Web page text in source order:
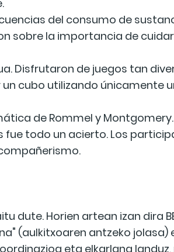
del consumo de
sobre la importancia de
Disfrutaron de juegos tan
un cubo utilizando únicamente
de Rommel y
todo un acierto. Los
dute. Horien artean izan dira
(aulkitxoaren antzeko jolasa)
eta elkarlana